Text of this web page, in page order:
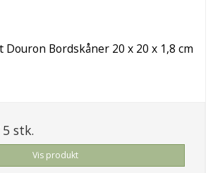
Douron Bordskåner 20 x 20 x 1,8 cm
stk.
Vis produkt